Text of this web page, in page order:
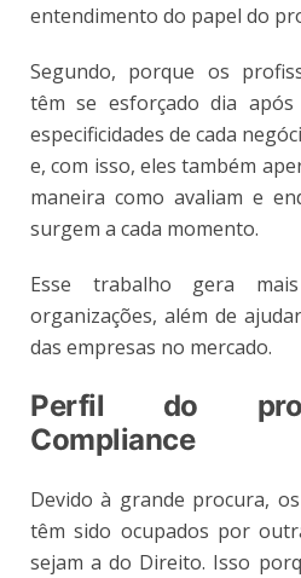
entendimento do papel do
Segundo, porque os
têm se esforçado dia
especificidades de cada
e, com isso, eles também
maneira como avaliam e
surgem a cada momento.
Esse trabalho gera
organizações, além de
das empresas no mercado.
Perfil do
Compliance
Devido à grande procura,
têm sido ocupados por
sejam a do Direito. Isso